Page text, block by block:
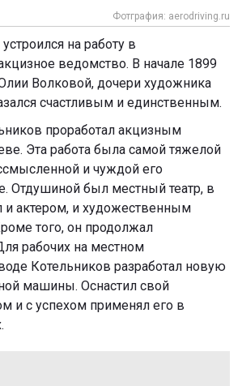
Фотграфия: aerodriving.ru
на работу в
ведомство. В начале 1899
Волковой, дочери художника
счастливым и единственным.
проработал акцизным
Эта работа была самой тяжелой
и чуждой его
Отдушиной был местный театр, в
и актером, и художественным
того, он продолжал
рабочих на местном
Котельников разработал новую
машины. Оснастил свой
и с успехом применял его в